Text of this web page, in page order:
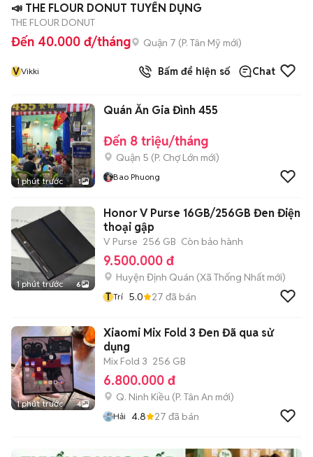
📣 THE FLOUR DONUT TUYỂN DỤNG
THE FLOUR DONUT
Đến 40.000 đ/tháng Quận 7 (P. Tân Mỹ mới)
VVikki Bấm để hiện số Chat
1 phút trước 1
Quán Ăn Gia Đình 455
Đến 8 triệu/tháng
Quận 5 (P. Chợ Lớn mới)
Bao Phuong
1 phút trước 6
Honor V Purse 16GB/256GB Đen Điện
thoại gập
V Purse 256 GB Còn bảo hành
9.500.000 đ
Huyện Định Quán (Xã Thống Nhất mới)
T Trí 5.0 27 đã bán
1 phút trước 4
Xiaomi Mix Fold 3 Đen Đã qua sử
dụng
Mix Fold 3 256 GB
6.800.000 đ
Q. Ninh Kiều (P. Tân An mới)
Hải 4.8 27 đã bán